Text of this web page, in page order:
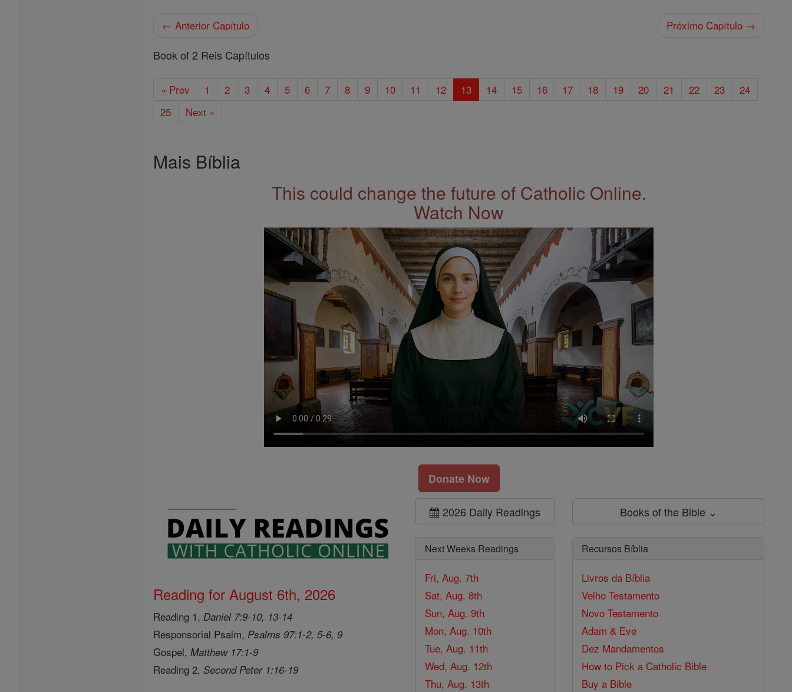
← Anterior Capítulo Próximo Capítulo →
Book of 2 Reis Capítulos
« Prev 1 2 3 4 5 6 7 8 9 10 11 12 13 14 15 16 17 18 19 20 21 22 23
24
25
Next »
Mais Bíblia
This could change the future of Catholic Online.
Watch Now
Donate Now
Reading for August 6th, 2026
Reading 1, Daniel 7:9-10, 13-14
Responsorial Psalm, Psalms 97:1-2, 5-6, 9
Gospel,Matthew 17:1-9
Reading 2,Second Peter 1:16-19
2026 Daily Readings
Next Weeks Readings
Fri, Aug. 7th
Sat, Aug. 8th
Sun, Aug. 9th
Mon, Aug. 10th
Tue, Aug. 11th
Wed, Aug. 12th
Thu, Aug. 13th
Books of the Bible ⌄
Recursos Bíblia
Livros da Bíblia
Velho Testamento
Novo Testamento
Adam & Eve
Dez Mandamentos
How to Pick a Catholic Bible
Buy a Bible